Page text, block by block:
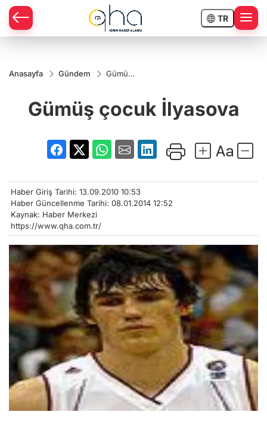
TR
Anasayfa Gündem
Gümüş
Gümüş çocuk İlyasova
Haber Giriş Tarihi: 13.09.2010 10:53
Haber Güncellenme Tarihi: 08.01.2014 12:52
Kaynak: Haber Merkezi
https://www.qha.com.tr/